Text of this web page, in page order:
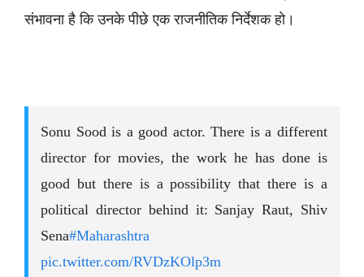
संभावना है कि उनके पीछे एक राजनीतिक निर्देशक हो।
Sonu Sood is a good actor. There is a different
director for movies, the work he has done is
good but there is a possibility that there is a
political director behind it: Sanjay Raut, Shiv
Sena#Maharashtra
pic.twitter.com/RVDzKOlp3m